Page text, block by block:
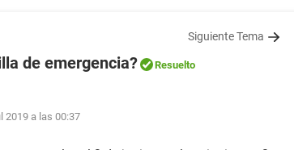
Siguiente Tema
de emergencia? Resuelto
2019 a las 00:37